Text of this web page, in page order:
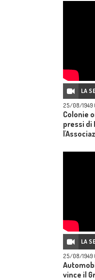
LA
25/08/1949
Colonie
pressi di
per i
LA
25/08/1949
vince il